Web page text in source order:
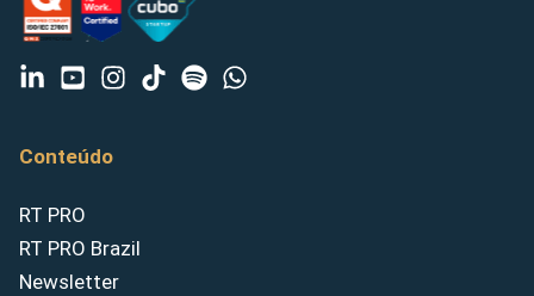
Conteúdo
RT PRO
RT PRO Brazil
Newsletter